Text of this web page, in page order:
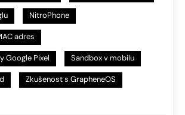
NitroPhone
adres
Google Pixel Sandbox v mobilu
Zkušenost s GrapheneOS